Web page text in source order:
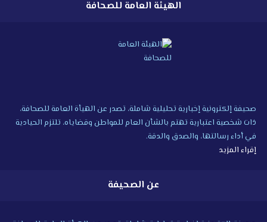
الهيئة العامة للصحافة
صحيفة إلكترونية إخبارية تحليلية شاملة، تصدر عن الهيأة العامة للصحافة،
ذات شخصية اعتبارية تهتم بالشأن العام للمواطن وقضاياه، تلتزم الحيادية
في أداء رسالتها، والصدق والدقة.
إقراء المزيد
عن الصحيفة